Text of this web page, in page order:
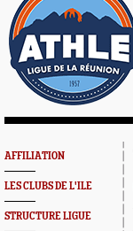
AFFILIATION
LES CLUBS DE L'ILE
STRUCTURE LIGUE